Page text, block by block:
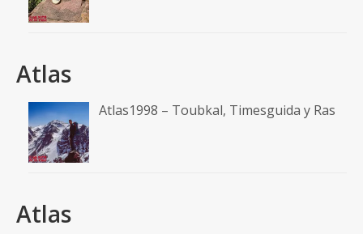
Atlas
Atlas1998 – Toubkal, Timesguida y Ras
Atlas